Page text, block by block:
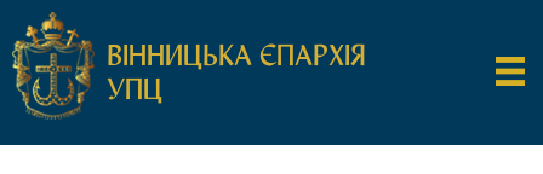
ВІННИЦЬКА ЄПАРХІЯ
УПЦ